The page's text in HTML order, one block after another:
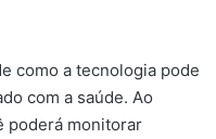
como a tecnologia pode
com a saúde. Ao
poderá monitorar